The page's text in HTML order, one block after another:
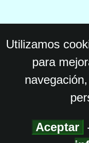
Utilizamos
para
Aceptar